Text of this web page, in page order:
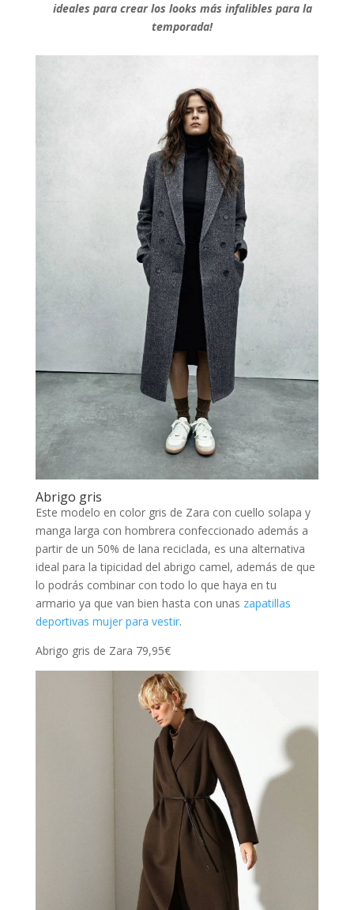
ideales para crear los looks más infalibles para la
temporada!
Abrigo gris
Este modelo en color gris de Zara con cuello solapa y
manga larga con hombrera confeccionado además a
partir de un 50% de lana reciclada, es una alternativa
ideal para la tipicidad del abrigo camel, además de que
lo podrás combinar con todo lo que haya en tu
armario ya que van bien hasta con unas zapatillas
deportivas mujer para vestir.
Abrigo gris de Zara 79,95€